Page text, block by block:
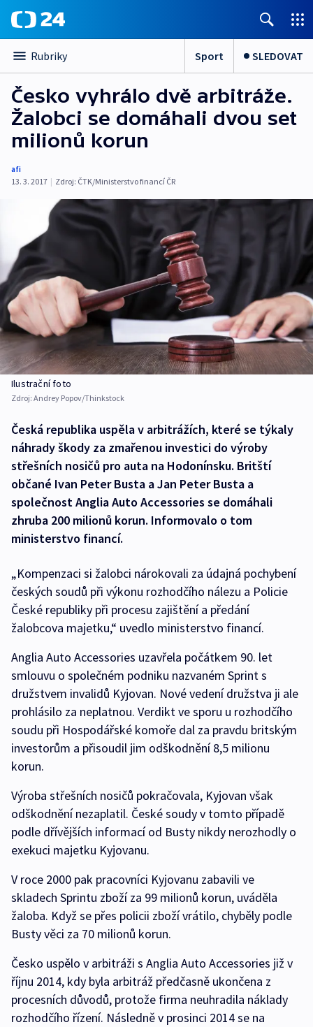
Rubriky Sport SLEDOVAT
Česko vyhrálo dvě arbitráže.
Žalobci se domáhali dvou set
milionů korun
afi
13. 3. 2017 | Zdroj: ČTK/Ministerstvo financí ČR
Ilustrační foto
Zdroj: Andrey Popov/Thinkstock
Česká republika uspěla v arbitrážích, které se týkaly
náhrady škody za zmařenou investici do výroby
střešních nosičů pro auta na Hodonínsku. Britští
občané Ivan Peter Busta a Jan Peter Busta a
společnost Anglia Auto Accessories se domáhali
zhruba 200 milionů korun. Informovalo o tom
ministerstvo financí.
„Kompenzaci si žalobci nárokovali za údajná pochybení
českých soudů při výkonu rozhodčího nálezu a Policie
České republiky při procesu zajištění a předání
žalobcova majetku,“ uvedlo ministerstvo financí.
Anglia Auto Accessories uzavřela počátkem 90. let
smlouvu o společném podniku nazvaném Sprint s
družstvem invalidů Kyjovan. Nové vedení družstva ji ale
prohlásilo za neplatnou. Verdikt ve sporu u rozhodčího
soudu při Hospodářské komoře dal za pravdu britským
investorům a přisoudil jim odškodnění 8,5 milionu
korun.
Výroba střešních nosičů pokračovala, Kyjovan však
odškodnění nezaplatil. České soudy v tomto případě
podle dřívějších informací od Busty nikdy nerozhodly o
exekuci majetku Kyjovanu.
V roce 2000 pak pracovníci Kyjovanu zabavili ve
skladech Sprintu zboží za 99 milionů korun, uváděla
žaloba. Když se přes policii zboží vrátilo, chyběly podle
Busty věci za 70 milionů korun.
Česko uspělo v arbitráži s Anglia Auto Accessories již v
říjnu 2014, kdy byla arbitráž předčasně ukončena z
procesních důvodů, protože firma neuhradila náklady
rozhodčího řízení. Následně v prosinci 2014 se na